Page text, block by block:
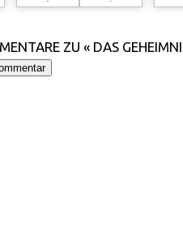
ZU « DAS